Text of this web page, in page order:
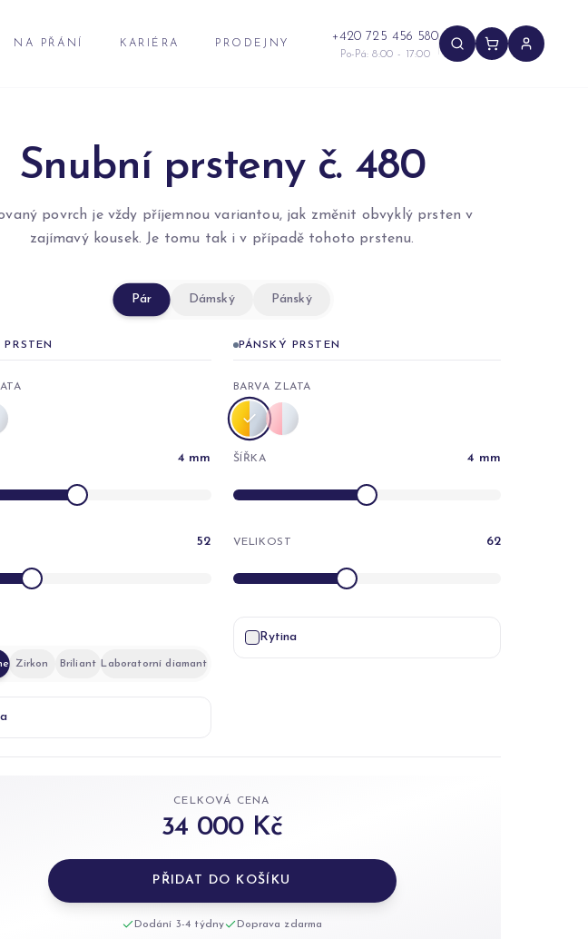
NA PŘÁNÍ KARIÉRA PRODEJNY +420 725 456 580
Po-Pá: 8:00 - 17:00
Snubní prsteny č. 480
povrch je vždy příjemnou variantou, jak změnit obvyklý prsten v
zajímavý kousek. Je tomu tak i v případě tohoto prstenu.
Pár Dámský Pánský
PRSTEN
4 mm
52
Zirkon Briliant Laboratorní diamant
PÁNSKÝ PRSTEN
BARVA ZLATA
ŠÍŘKA 4 mm
VELIKOST 62
Rytina
CELKOVÁ CENA
34 000 Kč
PŘIDAT DO KOŠÍKU
Dodání 3-4 týdny Doprava zdarma